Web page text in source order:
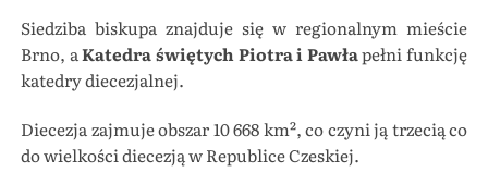
Siedziba biskupa znajduje się w regionalnym mieście
Brno, aKatedra świętych Piotra i Pawłapełni funkcję
katedry diecezjalnej.
Diecezja zajmuje obszar 10 668 km², co czyni ją trzecią co
do wielkości diecezją w Republice Czeskiej.